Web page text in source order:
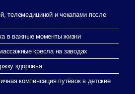
телемедициной и чекапами после
в важные моменты жизни
кресла на заводах
здоровья
компенсация путёвок в детские